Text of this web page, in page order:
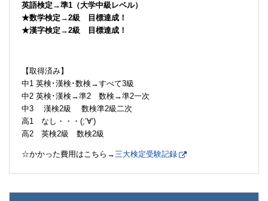
英語検定→準1（大学中級レベル）
★数学検定→2級 目標達成！
★漢字検定→2級 目標達成！
【取得済み】
中1 英検･漢検･数検→すべて3級
中2 英検･漢検→準2 数検→準2一次
中3 漢検2級 数検準2級二次
高1 なし・・・(;’∀’)
高2 英検2級 数検2級
☆かかった費用はこちら→三大検定受験記録